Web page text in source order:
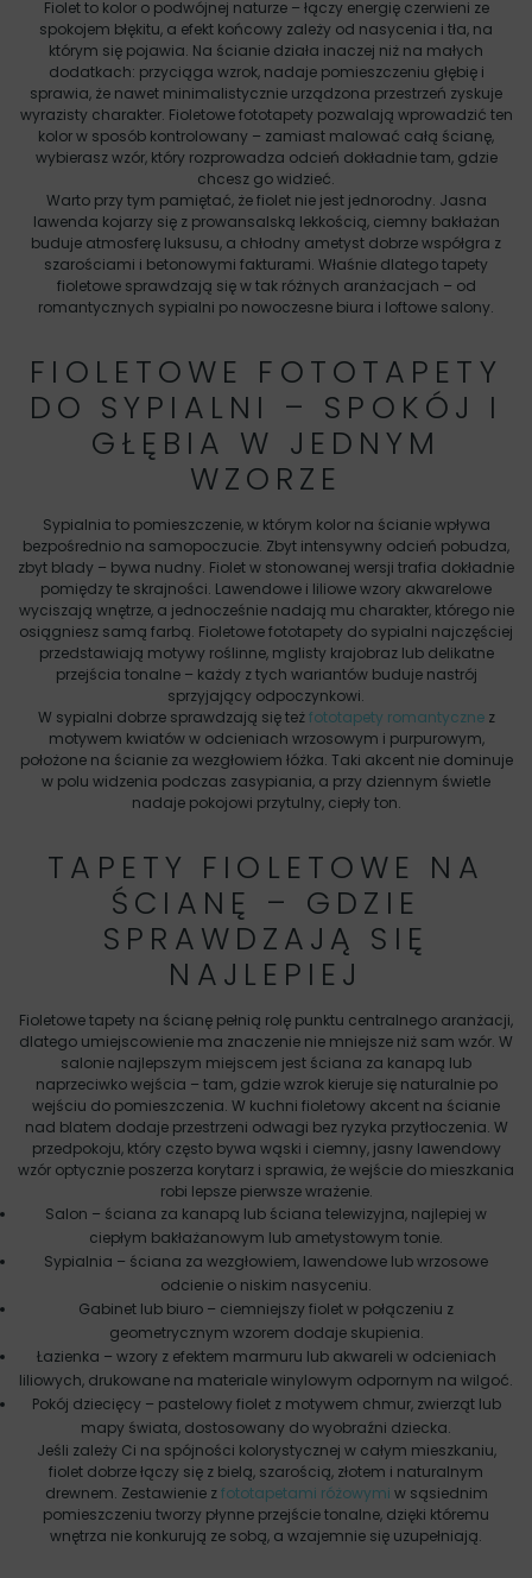
Fiolet to kolor o podwójnej naturze – łączy energię czerwieni ze
spokojem błękitu, a efekt końcowy zależy od nasycenia i tła, na
którym się pojawia. Na ścianie działa inaczej niż na małych
dodatkach: przyciąga wzrok, nadaje pomieszczeniu głębię i
sprawia, że nawet minimalistycznie urządzona przestrzeń zyskuje
wyrazisty charakter. Fioletowe fototapety pozwalają wprowadzić ten
kolor w sposób kontrolowany – zamiast malować całą ścianę,
wybierasz wzór, który rozprowadza odcień dokładnie tam, gdzie
chcesz go widzieć.
Warto przy tym pamiętać, że fiolet nie jest jednorodny. Jasna
lawenda kojarzy się z prowansalską lekkością, ciemny bakłażan
buduje atmosferę luksusu, a chłodny ametyst dobrze współgra z
szarościami i betonowymi fakturami. Właśnie dlatego tapety
fioletowe sprawdzają się w tak różnych aranżacjach – od
romantycznych sypialni po nowoczesne biura i loftowe salony.
FIOLETOWE FOTOTAPETY
DO SYPIALNI – SPOKÓJ I
GŁĘBIA W JEDNYM
WZORZE
Sypialnia to pomieszczenie, w którym kolor na ścianie wpływa
bezpośrednio na samopoczucie. Zbyt intensywny odcień pobudza,
zbyt blady – bywa nudny. Fiolet w stonowanej wersji trafia dokładnie
pomiędzy te skrajności. Lawendowe i liliowe wzory akwarelowe
wyciszają wnętrze, a jednocześnie nadają mu charakter, którego nie
osiągniesz samą farbą. Fioletowe fototapety do sypialni najczęściej
przedstawiają motywy roślinne, mglisty krajobraz lub delikatne
przejścia tonalne – każdy z tych wariantów buduje nastrój
sprzyjający odpoczynkowi.
W sypialni dobrze sprawdzają się teżfototapety romantycznez
motywem kwiatów w odcieniach wrzosowym i purpurowym,
położone na ścianie za wezgłowiem łóżka. Taki akcent nie dominuje
w polu widzenia podczas zasypiania, a przy dziennym świetle
nadaje pokojowi przytulny, ciepły ton.
TAPETY FIOLETOWE NA
ŚCIANĘ – GDZIE
SPRAWDZAJĄ SIĘ
NAJLEPIEJ
Fioletowe tapety na ścianę pełnią rolę punktu centralnego aranżacji,
dlatego umiejscowienie ma znaczenie nie mniejsze niż sam wzór. W
salonie najlepszym miejscem jest ściana za kanapą lub
naprzeciwko wejścia – tam, gdzie wzrok kieruje się naturalnie po
wejściu do pomieszczenia. W kuchni fioletowy akcent na ścianie
nad blatem dodaje przestrzeni odwagi bez ryzyka przytłoczenia. W
przedpokoju, który często bywa wąski i ciemny, jasny lawendowy
wzór optycznie poszerza korytarz i sprawia, że wejście do mieszkania
robi lepsze pierwsze wrażenie.
Salon – ściana za kanapą lub ściana telewizyjna, najlepiej w
ciepłym bakłażanowym lub ametystowym tonie.
Sypialnia – ściana za wezgłowiem, lawendowe lub wrzosowe
odcienie o niskim nasyceniu.
Gabinet lub biuro – ciemniejszy fiolet w połączeniu z
geometrycznym wzorem dodaje skupienia.
Łazienka – wzory z efektem marmuru lub akwareli w odcieniach
liliowych, drukowane na materiale winylowym odpornym na wilgoć.
Pokój dziecięcy – pastelowy fiolet z motywem chmur, zwierząt lub
mapy świata, dostosowany do wyobraźni dziecka.
Jeśli zależy Ci na spójności kolorystycznej w całym mieszkaniu,
fiolet dobrze łączy się z bielą, szarością, złotem i naturalnym
drewnem. Zestawienie zfototapetami różowymi w sąsiednim
pomieszczeniu tworzy płynne przejście tonalne, dzięki któremu
wnętrza nie konkurują ze sobą, a wzajemnie się uzupełniają.